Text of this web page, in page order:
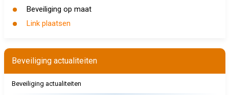
Beveiliging op maat
Link plaatsen
Beveiliging actualiteiten
Beveiliging actualiteiten